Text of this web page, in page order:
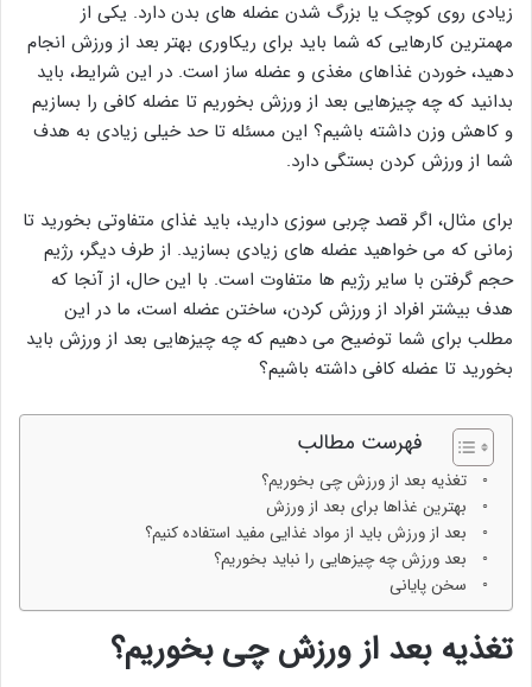
زیادی روی کوچک یا بزرگ شدن عضله های بدن دارد. یکی از
مهمترین کارهایی که شما باید برای ریکاوری بهتر بعد از ورزش انجام
دهید، خوردن غذاهای مغذی و عضله ساز است. در این شرایط، باید
بدانید که چه چیزهایی بعد از ورزش بخوریم تا عضله کافی را بسازیم
و کاهش وزن داشته باشیم؟ این مسئله تا حد خیلی زیادی به هدف
شما از ورزش کردن بستگی دارد.
برای مثال، اگر قصد چربی سوزی دارید، باید غذای متفاوتی بخورید تا
زمانی که می خواهید عضله های زیادی بسازید. از طرف دیگر، رژیم
حجم گرفتن با سایر رژیم ها متفاوت است. با این حال، از آنجا که
هدف بیشتر افراد از ورزش کردن، ساختن عضله است، ما در این
مطلب برای شما توضیح می دهیم که چه چیزهایی بعد از ورزش باید
بخورید تا عضله کافی داشته باشیم؟
فهرست مطالب
تغذیه بعد از ورزش چی بخوریم؟
بهترین غذاها برای بعد از ورزش
بعد از ورزش باید از مواد غذایی مفید استفاده کنیم؟
بعد ورزش چه چیزهایی را نباید بخوریم؟
سخن پایانی
تغذیه بعد از ورزش چی بخوریم؟